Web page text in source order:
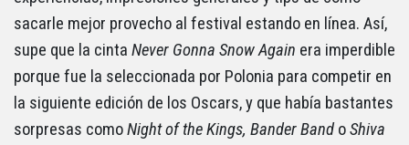
sacarle mejor provecho al festival estando en línea. Así,
supe que la cinta Never Gonna Snow Again era imperdible
porque fue la seleccionada por Polonia para competir en
la siguiente edición de los Oscars, y que había bastantes
sorpresas comoNight of the Kings, Bander BandoShiva